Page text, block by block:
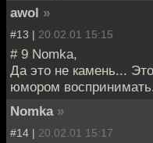
awol »
#13 | 20.02.01 15:15
# 9 Nomka,
Да это не камень...
юмором
Nomka »
#14 | 20.02.01 15:17